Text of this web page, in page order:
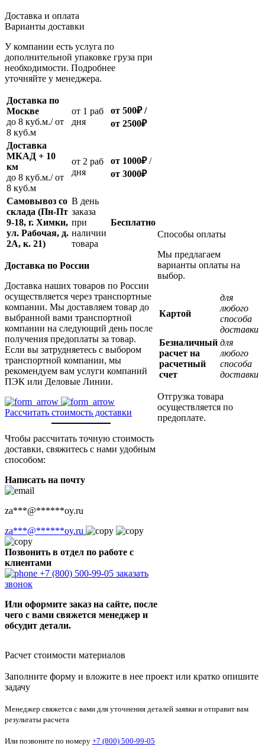
Доставка и оплата
Варианты доставки
У компании есть услуга по
дополнительной упаковке груза при
необходимости. Подробнее
уточняйте у менеджера.
Доставка по
Москве
до 8 куб.м./ от
8 куб.м
oт 1 раб
дня
от 500₽/
от 2500₽
Доставка
МКАД + 10
км
до 8 куб.м./ от
8 куб.м
oт 2 раб
дня
от 1000₽/
от 3000₽
Самовывоз со
склада (Пн-Пт
9-18, г. Химки,
ул. Рабочая, д.
2А, к. 21)
В день
заказа
при
наличии
товара
Бесплатно
Доставка по России
Доставка наших товаров по России
осуществляется через транспортные
компании. Мы доставляем товар до
выбранной вами транспортной
компании на следующий день после
получения предоплаты за товар.
Если вы затрудняетесь с выбором
транспортной компании, мы
рекомендуем вам услуги компаний
ПЭК или Деловые Линии.
Рассчитать стоимость доставки
Чтобы рассчитать точную стоимость
доставки, свяжитесь с нами удобным
способом:
Написать на почту
za***@******oy.ru
za***@******oy.ru
Позвонить в отдел по работе с
клиентами
+7 (800) 500-99-05 заказать
звонок
Или оформите заказ на сайте, после
чего с вами свяжется менеджер и
обсудит детали.
Способы оплаты
Мы предлагаем
варианты оплаты на
выбор.
Картой
для
любого
способа
доставки
Безналичный
расчет на
расчетный
счет
для
любого
способа
доставки
Отгрузка товара
осуществляется по
предоплате.
Расчет стоимости материалов
Заполните форму и вложите в нее проект или кратко опишите
задачу
Менеджер свяжется с вами для уточнения деталей заявки и отправит вам
результаты расчета
Или позвоните по номеру +7 (800) 500-99-05